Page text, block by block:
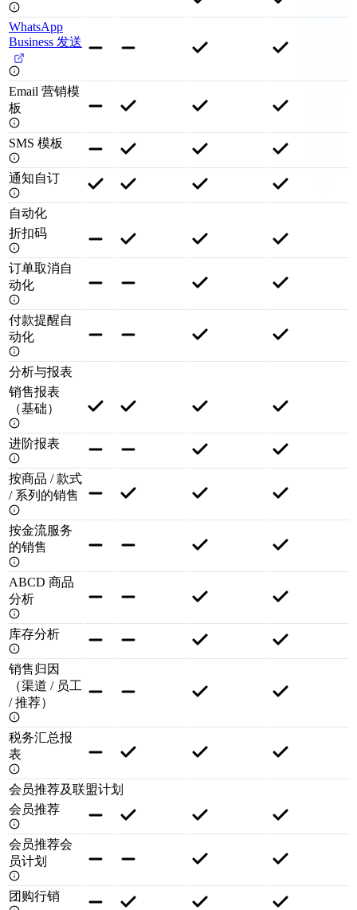
WhatsApp
Business 发送
Email 营销模
板
SMS 模板
通知自订
自动化
折扣码
订单取消自
动化
付款提醒自
动化
分析与报表
销售报表
（基础）
进阶报表
按商品 / 款式
/ 系列的销售
按金流服务
的销售
ABCD 商品
分析
库存分析
销售归因
（渠道 / 员工
/ 推荐）
税务汇总报
表
会员推荐及联盟计划
会员推荐
会员推荐会
员计划
团购行销